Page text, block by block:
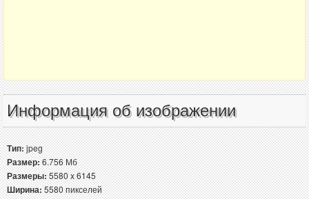
Информация об изображении
Тип:jpeg
Размер:6.756 Мб
Размеры:5580 x 6145
Ширина:5580 пикселей